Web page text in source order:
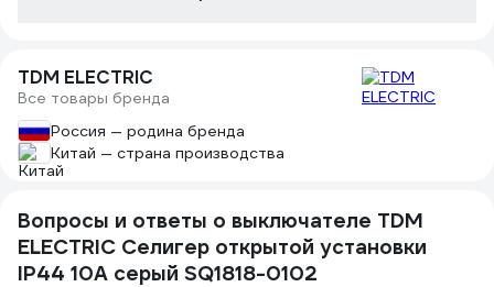
TDM ELECTRIC
Все товары бренда
Россия — родина бренда
Китай — страна производства
Вопросы и ответы о выключателе TDM
ELECTRIC Селигер открытой установки
IP44 10А серый SQ1818-0102